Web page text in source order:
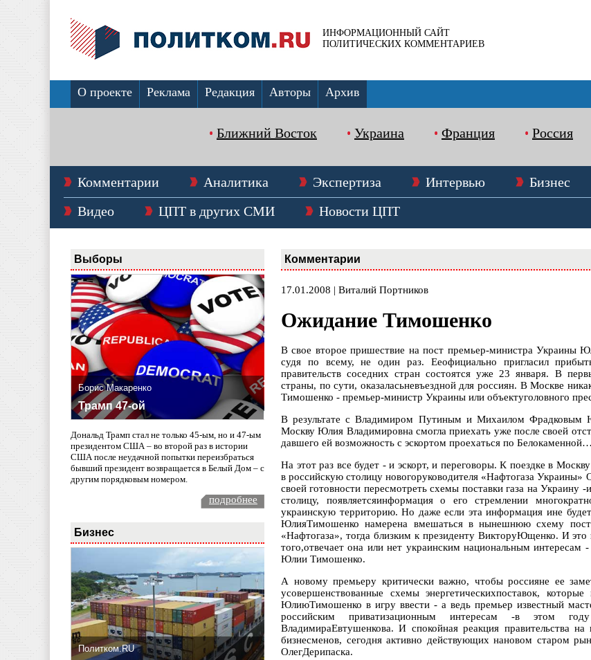
ИНФОРМАЦИОННЫЙ САЙТ
ПОЛИТИЧЕСКИХ КОММЕНТАРИЕВ
О проекте Реклама Редакция Авторы Архив
Ближний Восток Украина Франция Россия
Комментарии Аналитика Экспертиза Интервью Бизнес
Видео
ЦПТ в других СМИ Новости ЦПТ
Выборы
Борис Макаренко
Трамп 47-ой
Дональд Трамп стал не только 45-ым, но и 47-ым
президентом США – во второй раз в истории
США после неудачной попытки переизбраться
бывший президент возвращается в Белый Дом – с
другим порядковым номером.
подробнее
Бизнес
Политком.RU
Комментарии
17.01.2008 | Виталий Портников
Ожидание Тимошенко
В свое второе пришествие на пост премьер-министра Украины
судя по всему, не один раз. Ееофициально пригласил
правительств соседних стран состоятся уже 23 января. В
страны, по сути, оказаласьневъездной для россиян. В Москве
Тимошенко - премьер-министр Украины или объектуголовного
В результате с Владимиром Путиным и Михаилом Фрадковым
Москву Юлия Владимировна смогла приехать уже после своей
давшего ей возможность с эскортом проехаться по Белокаменной…
На этот раз все будет - и эскорт, и переговоры. К поездке в
в российскую столицу новогоруководителя «Нафтогаза
своей готовности пересмотреть схемы поставки газа на
столицу, появляетсяинформация о его стремлении
украинскую территорию. Но даже если эта информация ине будет
ЮлияТимошенко намерена вмешаться в нынешнюю схему
«Нафтогаза», тогда близким к президенту ВикторуЮщенко. И
того,отвечает она или нет украинским национальным интересам
Юлии Тимошенко.
А новому премьеру критически важно, чтобы россияне ее
усовершенствованные схемы энергетическихпоставок,
ЮлиюТимошенко в игру ввести - а ведь премьер известный
российским приватизационным интересам -в этом
ВладимираЕвтушенкова. И спокойная реакция правительства
бизнесменов, сегодня активно действующих нановом старом
ОлегДерипаска.